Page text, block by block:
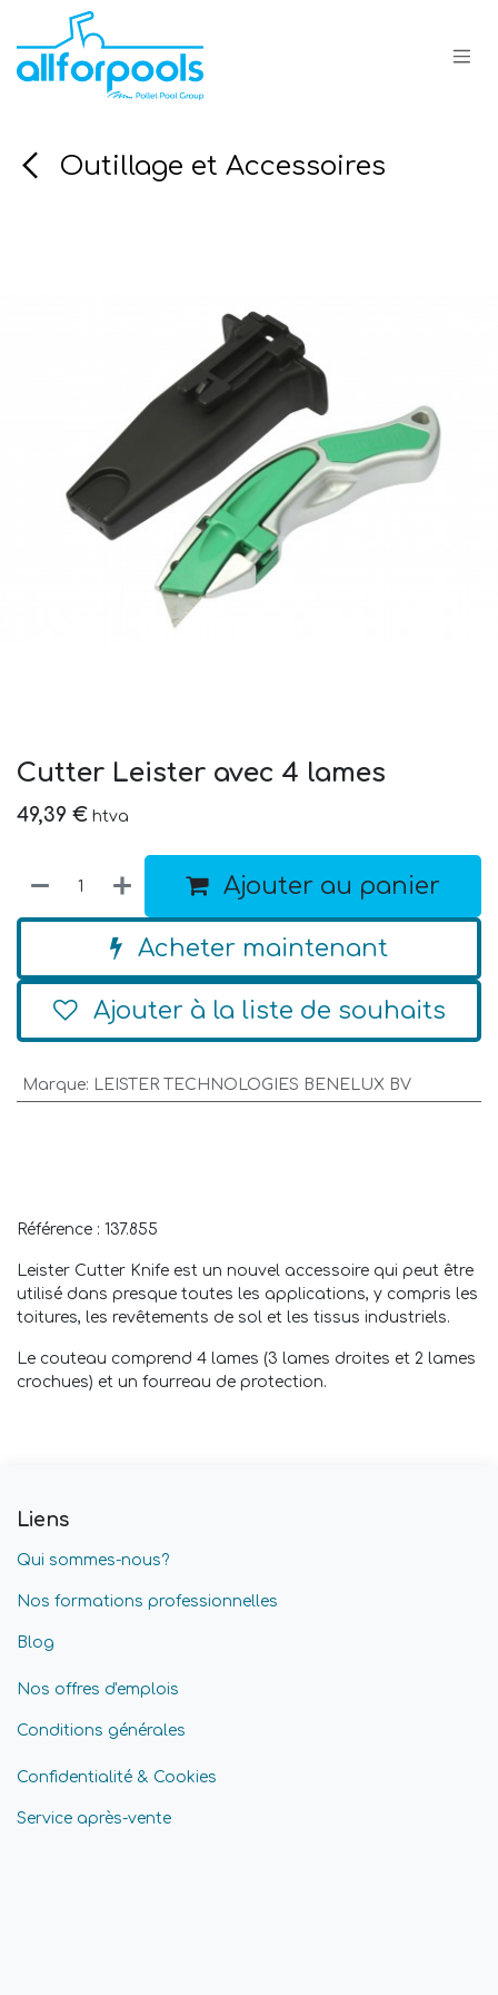
Se rendre au contenu
Outillage et Accessoires
Cutter Leister avec 4 lames
49,39 € htva
Ajouter au panier
Acheter maintenant
Ajouter à la liste de souhaits
Marque: LEISTER TECHNOLOGIES BENELUX BV
Référence : 137.855
Leister Cutter Knife est un nouvel accessoire qui peut être
utilisé dans presque toutes les applications, y compris les
toitures, les revêtements de sol et les tissus industriels.
Le couteau comprend 4 lames (3 lames droites et 2 lames
crochues) et un fourreau de protection.
Liens
Qui sommes-nous?
Nos formations professionnelles
Blog
Nos offres d'emplois
Conditions générales
Confidentialité & Cookies
Service après-vente